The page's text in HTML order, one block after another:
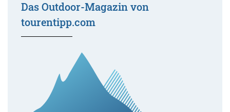
Das Outdoor-Magazin von
tourentipp.com